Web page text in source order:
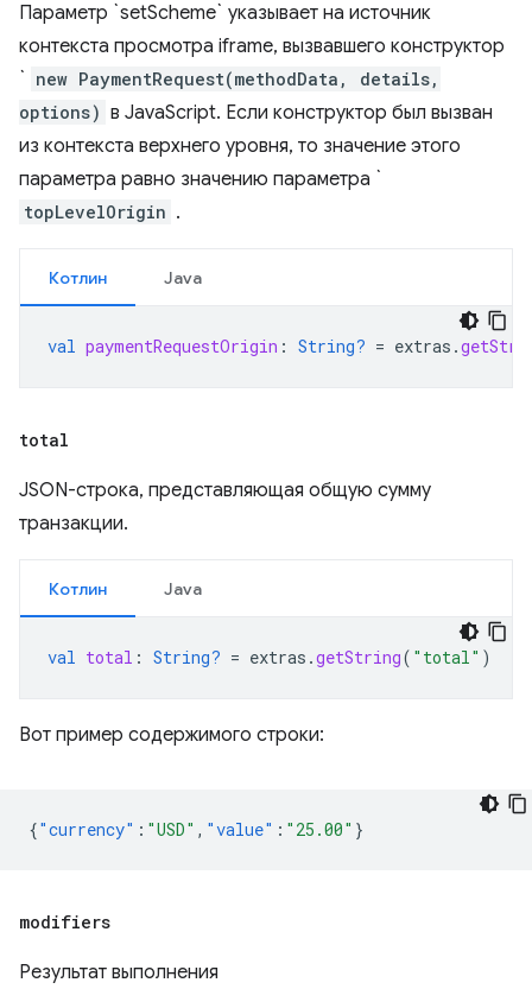
Параметр `setScheme` указывает на источник
контекста просмотра iframe, вызвавшего конструктор
` new PaymentRequest(methodData, details,
options) в JavaScript. Если конструктор был вызван
из контекста верхнего уровня, то значение этого
параметра равно значению параметра `
topLevelOrigin .
Котлин Java
val paymentRequestOrigin : String? = extras .
total
JSON-строка, представляющая общую сумму
транзакции.
Котлин Java
val total : String? = extras .getString( "total" )
Вот пример содержимого строки:
{"currency" : "USD" , "value" : "25.00" }
modifiers
Результат выполнения